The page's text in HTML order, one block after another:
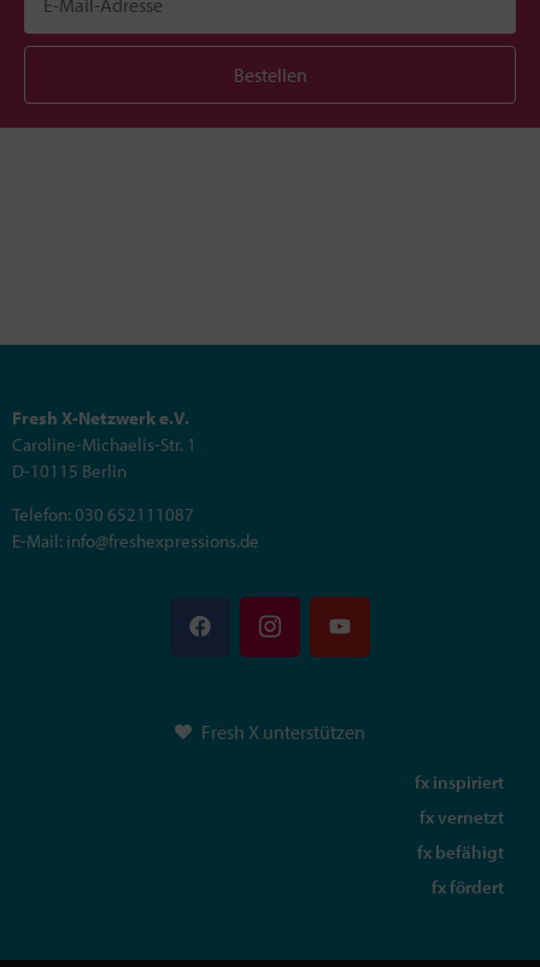
Bestellen
Fresh X-Netzwerk e.V.
Caroline-Michaelis-Str. 1
D-10115 Berlin
Telefon: 030 652111087
E-Mail: info@freshexpressions.de
Fresh X unterstützen
fx inspiriert
fx vernetzt
fx befähigt
fx fördert